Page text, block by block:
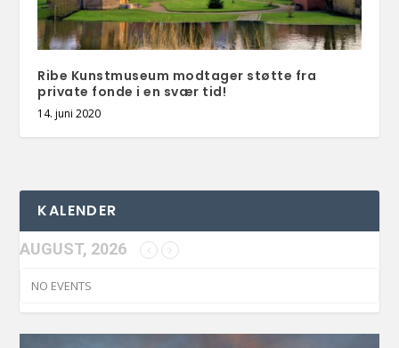
Ribe Kunstmuseum modtager støtte fra
private fonde i en svær tid!
14. juni 2020
KALENDER
AUGUST, 2026
NO EVENTS